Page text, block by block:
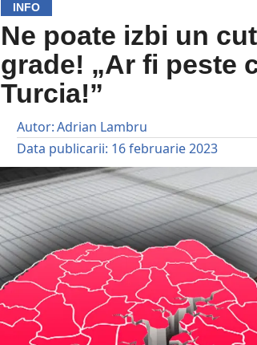
INFO
Ne poate izbi un
grade! „Ar fi peste
Turcia!”
Autor:Adrian Lambru
Data publicarii: 16 februarie 2023